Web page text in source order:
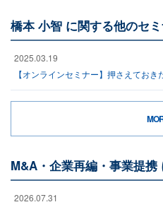
橋本 小智 に関する他のセ
2025.03.19
【オンラインセミナー】押さえてお
M&A・企業再編・事業提
2026.07.31